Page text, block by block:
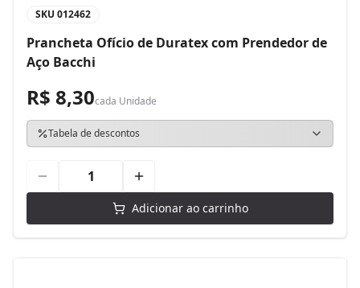
SKU 012462
Prancheta Ofício de Duratex com Prendedor de
Aço Bacchi
R$ 8,30cada Unidade
Tabela de descontos
Adicionar ao carrinho